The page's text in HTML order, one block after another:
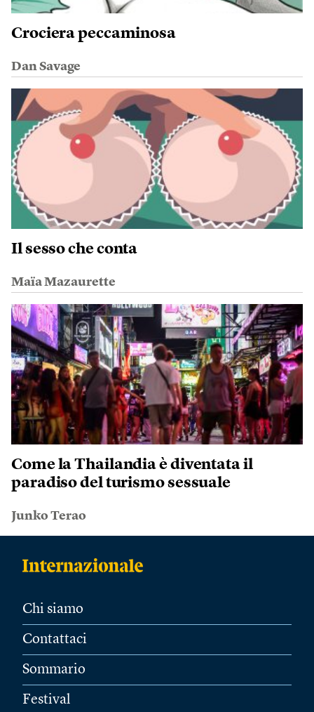
Crociera peccaminosa
Dan Savage
Il sesso che conta
Maïa Mazaurette
Come la Thailandia è diventata il
paradiso del turismo sessuale
Junko Terao
Chi siamo
Contattaci
Sommario
Festival